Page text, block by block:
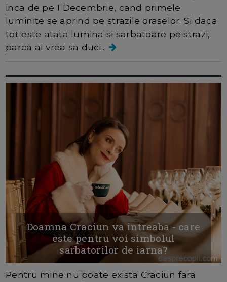
inca de pe 1 Decembrie, cand primele
luminite se aprind pe strazile oraselor. Si daca
tot este atata lumina si sarbatoare pe strazi,
parca ai vrea sa duci...
Doamna Craciun va intreaba - care
este pentru voi simbolul
sarbatorilor de iarna?
Pentru mine nu poate exista Craciun fara